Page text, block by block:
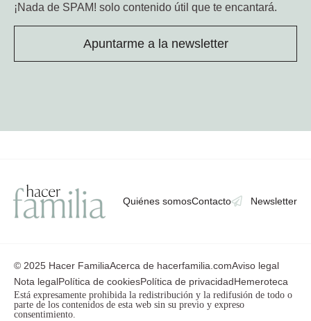
¡Nada de SPAM! solo contenido útil que te encantará.
Apuntarme a la newsletter
Quiénes somosContacto Newsletter
© 2025 Hacer FamiliaAcerca de hacerfamilia.comAviso legal
Nota legalPolítica de cookiesPolítica de privacidadHemeroteca
Está expresamente prohibida la redistribución y la redifusión de todo o
parte de los contenidos de esta web sin su previo y expreso
consentimiento.